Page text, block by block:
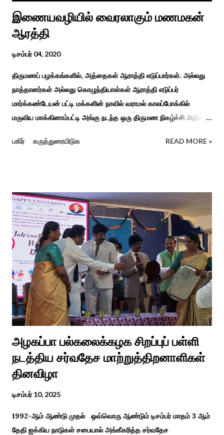
இணையவழியில் வைரலாகும் மணமகன்
ஆரத்தி
டிசம்பர் 04, 2020
திருமணப் பழக்கங்களில், அத்தைகள் ஆராத்தி எடுப்பார்கள். அல்லது
நாத்தானர்கள் அல்லது கொழுந்தியாள்கள் ஆராத்தி எடுப்பர்
மார்க்கண்டேயன் பட்டி மக்களின் நாவில் வராமல் காலப்போக்கில்
மருவிய மாக்கினாம்பட்டி அங்கு நடந்த ஒரு திருமண நிகழ்ச்சி அதில்
ஆராத்தியெடுத்த கொழுந்தியாள்கள் பாடிய ஆராத்தி பாட்டு ஒன்று 30
வைரலாகிகி யது. தமிழகத்தில் ஒவ்வொரு குடும்பத்திற்கும் திருமணப்
பழக்க வழக்கங்கள் ஜாதிய சமூக ரீதியாக வேறுபடும். அந்த வகையில்,
ஆராத்தி எடுக்கும் முறையும் சற்று வேறுபடுடன் தான் இருக்கும்.அப்படி
திருமணம் ஒன்றில் கொழுந்தியாள்கள் மூன்று பேர் இணைந்து
மாப்பிள்ளைக்கு ஆராத்தி எடுத்துள்ளனர். அப்போது மாப்பிள்ளையைக்
கேலியாக நகைச்சுவை உணர்வு பொங்க பாடிய வரிகளை வைத்து
அவர்கள் பாடிய பாடல் இணையதளத்தில் வைரலாகிறது.“மாடு மேய்த்த
மச்சான்” என...
பகிர் கருத்துரையிடுக READ MORE »
அழகப்பா பல்கலைக்கழக சிறப்புப் பள்ளி
நடத்திய சர்வதேச மாற்றுத்திறனாளிகள்
தினவிழா
டிசம்பர் 10, 2025
1992-ஆம் ஆண்டு முதல் ஒவ்வொரு ஆண்டும் டிசம்பர் மாதம் 3 ஆம்
தேதி ஐக்கிய நாடுகள் சபையால் அங்கீகரித்த சர்வதேச